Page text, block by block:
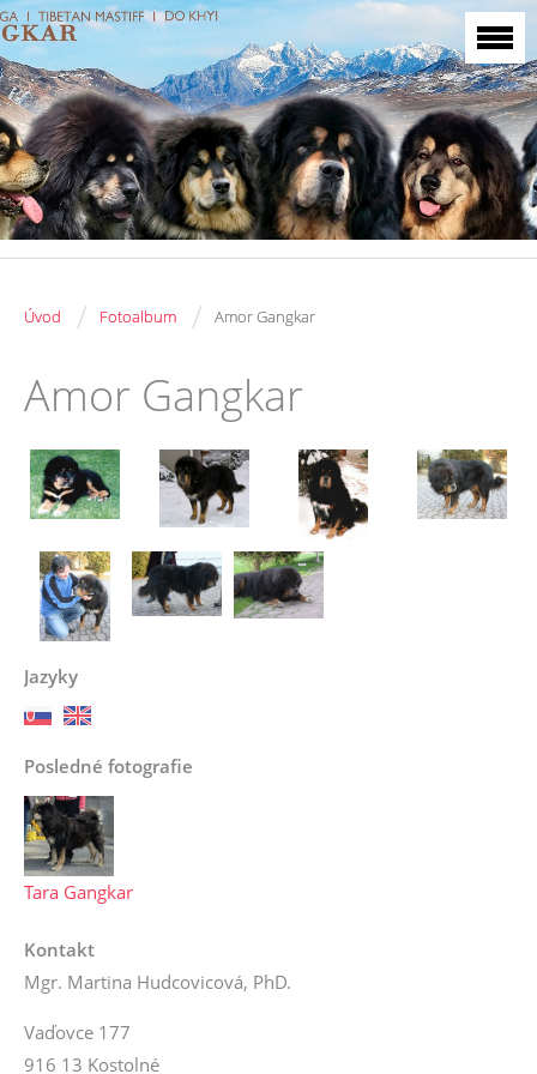
Úvod / Fotoalbum / Amor Gangkar
Amor Gangkar
Jazyky
Posledné fotografie
Tara Gangkar
Kontakt
Mgr. Martina Hudcovicová, PhD.
Vaďovce 177
916 13 Kostolné